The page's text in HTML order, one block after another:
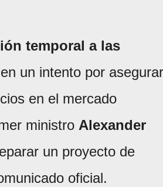
temporal a las
un intento por asegurar
en el mercado
ministro Alexander
un proyecto de
oficial.